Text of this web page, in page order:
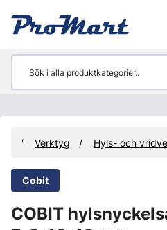
Verktyg Hyls- och
Cobit
COBIT